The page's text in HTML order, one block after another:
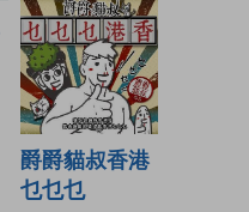
爵爵貓叔香港
乜乜乜